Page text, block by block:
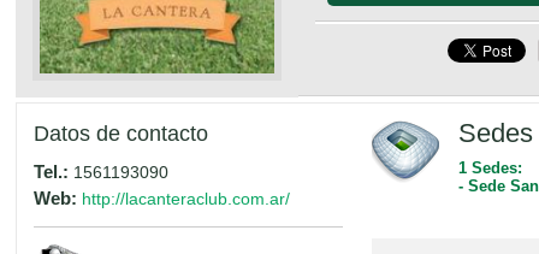
Datos de contacto
Tel.: 1561193090
Web: http://lacanteraclub.com.ar/
1 Sedes:
- Sede